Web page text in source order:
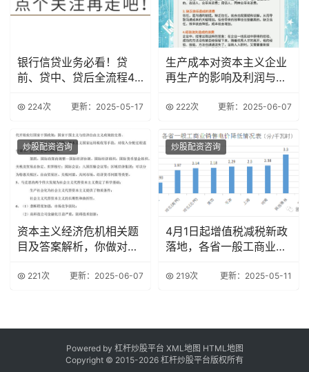
银行信贷业务必看！贷
前、贷中、贷后全流程47
224次 更新：2025-05-17
生产成本对资本主义企业
再生产的影响及利润与剩
222次 更新：2025-06-07
炒股配资咨询
资本主义经济危机相关题
目及答案解析，你做对了
221次 更新：2025-06-07
炒股配资咨询
4月1日起增值税减税新政
落地，各省一般工商业销
219次 更新：2025-05-11
Powered by 杠杆炒股平台 XML地图 HTML地图
Copyright © 2015-2026 杠杆炒股平台版权所有